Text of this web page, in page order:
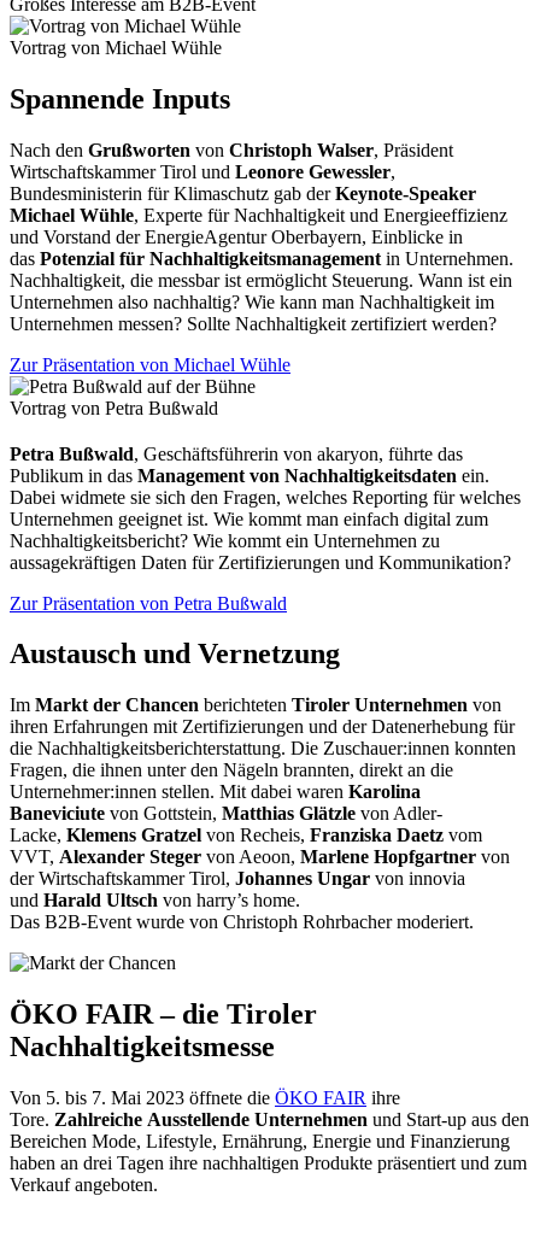
Vortrag von Michael Wühle
Spannende Inputs
Nach den Grußworten von Christoph Walser, Präsident
Wirtschaftskammer Tirol und Leonore Gewessler,
Bundesministerin für Klimaschutz gab derKeynote-Speaker
Michael Wühle, Experte für Nachhaltigkeit und Energieeffizienz
und Vorstand der EnergieAgentur Oberbayern, Einblicke in
das Potenzial für Nachhaltigkeitsmanagement in Unternehmen.
Nachhaltigkeit, die messbar ist ermöglicht Steuerung. Wann ist ein
Unternehmen also nachhaltig? Wie kann man Nachhaltigkeit im
Unternehmen messen? Sollte Nachhaltigkeit zertifiziert werden?
Zur Präsentation von Michael Wühle
Vortrag von Petra Bußwald
Petra Bußwald, Geschäftsführerin von akaryon, führte das
Publikum in das Management von Nachhaltigkeitsdaten ein.
Dabei widmete sie sich den Fragen, welches Reporting für welches
Unternehmen geeignet ist. Wie kommt man einfach digital zum
Nachhaltigkeitsbericht? Wie kommt ein Unternehmen zu
aussagekräftigen Daten für Zertifizierungen und Kommunikation?
Zur Präsentation von Petra Bußwald
Austausch und Vernetzung
Im Markt der Chancen berichteten Tiroler Unternehmen von
ihren Erfahrungen mit Zertifizierungen und der Datenerhebung für
die Nachhaltigkeitsberichterstattung. Die Zuschauer:innen konnten
Fragen, die ihnen unter den Nägeln brannten, direkt an die
Unternehmer:innen stellen. Mit dabei waren Karolina
Baneviciute von Gottstein, Matthias Glätzle von Adler-
Lacke, Klemens Gratzel von Recheis, Franziska Daetz vom
VVT, Alexander Steger von Aeoon, Marlene Hopfgartner von
der Wirtschaftskammer Tirol, Johannes Ungar von innovia
und Harald Ultsch von harry’s home.
Das B2B-Event wurde von Christoph Rohrbacher moderiert.
ÖKO FAIR – die Tiroler
Nachhaltigkeitsmesse
Von 5. bis 7. Mai 2023 öffnete die ÖKO FAIR ihre
Tore. Zahlreiche Ausstellende Unternehmen und Start-up aus den
Bereichen Mode, Lifestyle, Ernährung, Energie und Finanzierung
haben an drei Tagen ihre nachhaltigen Produkte präsentiert und zum
Verkauf angeboten.